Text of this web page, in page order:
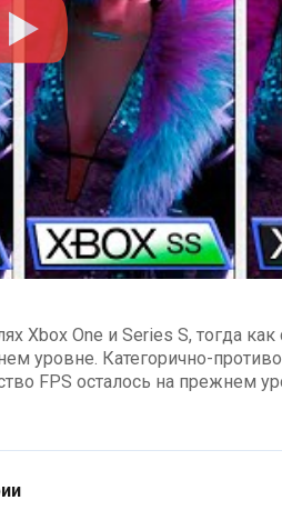
Xbox One и Series S, тогда как
уровне. Категорично-
FPS осталось на прежнем